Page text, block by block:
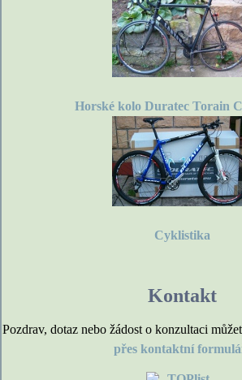
Horské kolo Duratec Torain
Cyklistika
Kontakt
Pozdrav, dotaz nebo žádost o konzultaci
přes kontaktní